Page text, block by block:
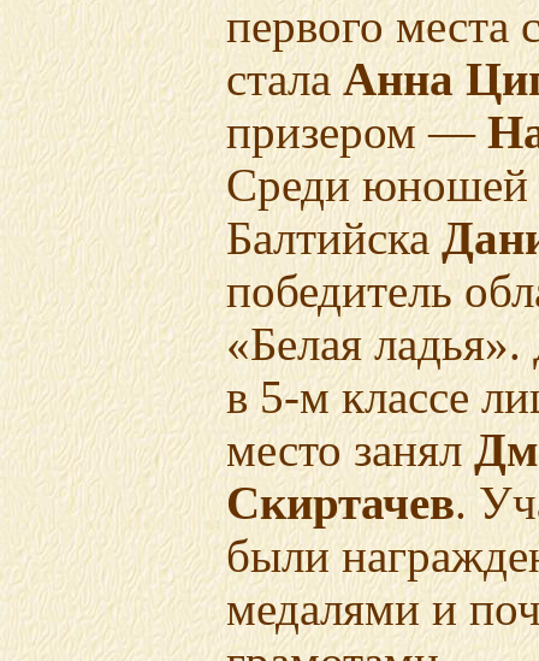
первого места
сталаАнна
призером —
Среди юношей
Балтийска
победитель
«Белая
в 5-м классе
место занял
Скиртачев.
были
медалями и